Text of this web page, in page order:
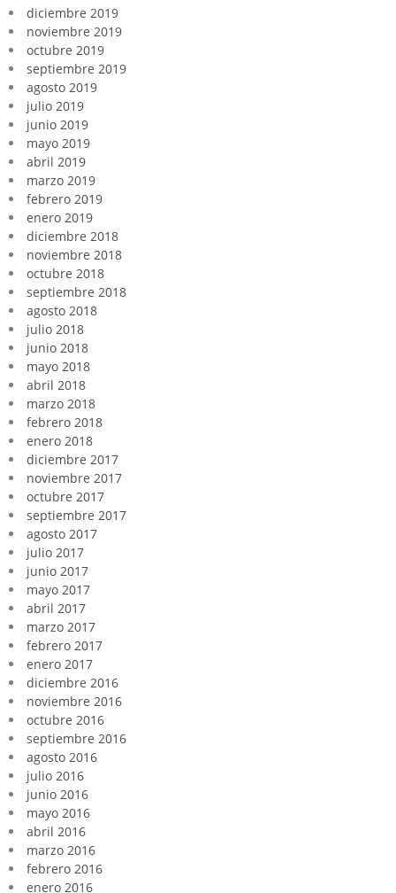
diciembre 2019
noviembre 2019
octubre 2019
septiembre 2019
agosto 2019
julio 2019
junio 2019
mayo 2019
abril 2019
marzo 2019
febrero 2019
enero 2019
diciembre 2018
noviembre 2018
octubre 2018
septiembre 2018
agosto 2018
julio 2018
junio 2018
mayo 2018
abril 2018
marzo 2018
febrero 2018
enero 2018
diciembre 2017
noviembre 2017
octubre 2017
septiembre 2017
agosto 2017
julio 2017
junio 2017
mayo 2017
abril 2017
marzo 2017
febrero 2017
enero 2017
diciembre 2016
noviembre 2016
octubre 2016
septiembre 2016
agosto 2016
julio 2016
junio 2016
mayo 2016
abril 2016
marzo 2016
febrero 2016
enero 2016